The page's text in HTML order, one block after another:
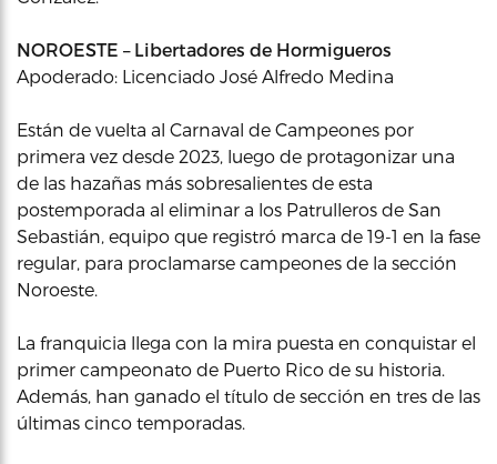
NOROESTE – Libertadores de Hormigueros
Apoderado: Licenciado José Alfredo Medina
Están de vuelta al Carnaval de Campeones por
primera vez desde 2023, luego de protagonizar una
de las hazañas más sobresalientes de esta
postemporada al eliminar a los Patrulleros de San
Sebastián, equipo que registró marca de 19-1 en la fase
regular, para proclamarse campeones de la sección
Noroeste.
La franquicia llega con la mira puesta en conquistar el
primer campeonato de Puerto Rico de su historia.
Además, han ganado el título de sección en tres de las
últimas cinco temporadas.